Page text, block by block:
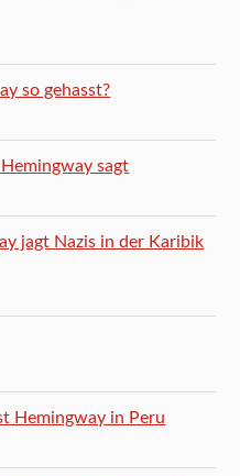
so gehasst?
sagt
jagt Nazis in der Karibik
Hemingway in Peru